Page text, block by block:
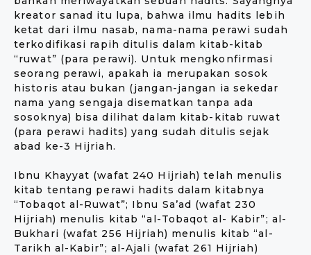
kreator sanad itu lupa, bahwa ilmu hadits lebih
ketat dari ilmu nasab, nama-nama perawi sudah
terkodifikasi rapih ditulis dalam kitab-kitab
“ruwat” (para perawi). Untuk mengkonfirmasi
seorang perawi, apakah ia merupakan sosok
historis atau bukan (jangan-jangan ia sekedar
nama yang sengaja disematkan tanpa ada
sosoknya) bisa dilihat dalam kitab-kitab ruwat
(para perawi hadits) yang sudah ditulis sejak
abad ke-3 Hijriah.
Ibnu Khayyat (wafat 240 Hijriah) telah menulis
kitab tentang perawi hadits dalam kitabnya
“Tobaqot al-Ruwat”; Ibnu Sa’ad (wafat 230
Hijriah) menulis kitab “al-Tobaqot al- Kabir”; al-
Bukhari (wafat 256 Hijriah) menulis kitab “al-
Tarikh al-Kabir”; al-Ajali (wafat 261 Hijriah)